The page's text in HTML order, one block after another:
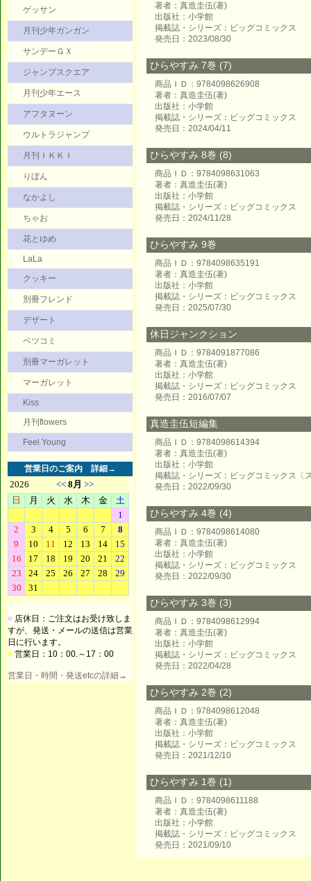
ゲッサン
月刊少年ガンガン
サンデーＧＸ
ジャンプスクエア
月刊少年エース
アフタヌーン
ウルトラジャンプ
月刊ＩＫＫＩ
りぼん
なかよし
ちゃお
花とゆめ
LaLa
クッキー
別冊フレンド
デザート
ベツコミ
別冊マーガレット
マーガレット
Kiss
月刊flowers
Feel Young
営業日のご案内 詳細→
■ 店休日：ご注文はお受け致しま
すが、発送・メールの送信は営業
日に行います。
■ 営業日：10：00.～17：00
営業日・時間・発送etcの詳細→
著者：真造圭伍(著)
出版社：小学館
掲載誌・シリーズ：ビッグコミックス
発売日：2023/08/30
ひらやすみ 7巻 (7)
商品ＩＤ：9784098626908
著者：真造圭伍(著)
出版社：小学館
掲載誌・シリーズ：ビッグコミックス
発売日：2024/04/11
ひらやすみ 8巻 (8)
商品ＩＤ：9784098631063
著者：真造圭伍(著)
出版社：小学館
掲載誌・シリーズ：ビッグコミックス
発売日：2024/11/28
ひらやすみ 9巻
商品ＩＤ：9784098635191
著者：真造圭伍(著)
出版社：小学館
掲載誌・シリーズ：ビッグコミックス
発売日：2025/07/30
休日ジャンクション
商品ＩＤ：9784091877086
著者：真造圭伍(著)
出版社：小学館
掲載誌・シリーズ：ビッグコミックス
発売日：2016/07/07
真造圭伍短編集
商品ＩＤ：9784098614394
著者：真造圭伍(著)
出版社：小学館
掲載誌・シリーズ：ビッグコミックス〔
発売日：2022/09/30
ひらやすみ 4巻 (4)
商品ＩＤ：9784098614080
著者：真造圭伍(著)
出版社：小学館
掲載誌・シリーズ：ビッグコミックス
発売日：2022/09/30
ひらやすみ 3巻 (3)
商品ＩＤ：9784098612994
著者：真造圭伍(著)
出版社：小学館
掲載誌・シリーズ：ビッグコミックス
発売日：2022/04/28
ひらやすみ 2巻 (2)
商品ＩＤ：9784098612048
著者：真造圭伍(著)
出版社：小学館
掲載誌・シリーズ：ビッグコミックス
発売日：2021/12/10
ひらやすみ 1巻 (1)
商品ＩＤ：9784098611188
著者：真造圭伍(著)
出版社：小学館
掲載誌・シリーズ：ビッグコミックス
発売日：2021/09/10